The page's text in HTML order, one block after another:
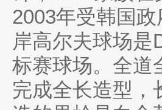
2003年受韩国
岸高尔夫球场是
标赛球场。全道
完成全长造型，